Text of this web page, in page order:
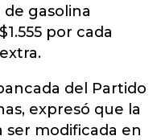
de gasolina
por cada
del Partido
expresó que la
modificada en